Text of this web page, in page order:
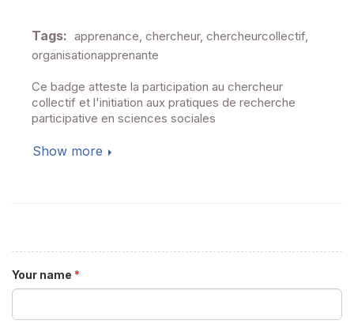
Tags: apprenance, chercheur, chercheurcollectif,
organisationapprenante
Ce badge atteste la participation au chercheur
collectif et l'initiation aux pratiques de recherche
participative en sciences sociales
Show more
Your name *